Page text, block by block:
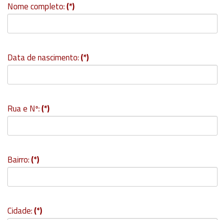
Nome completo:(*)
Data de nascimento:(*)
Rua e Nº:(*)
Bairro:(*)
Cidade:(*)